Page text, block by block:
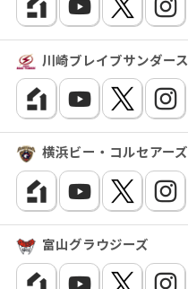
川崎ブレイブサンダース
横浜ビー・コルセアーズ
富山グラウジーズ